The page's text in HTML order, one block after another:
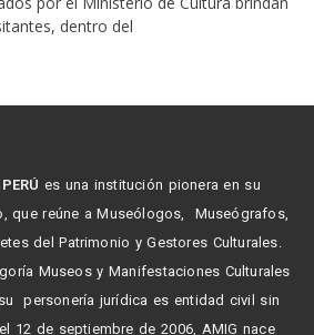
dentro del
es una institución pionera en su
que reúne a Museólogos, Museógrafos,
del Patrimonio y Gestores Culturales.
Museos y Manifestaciones Culturales
personería jurídica es entidad civil sin
12 de septiembre de 2006, AMIG nace